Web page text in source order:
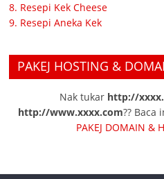
8. Resepi Kek Cheese
9. Resepi Aneka Kek
PAKEJ HOSTING &
Nak tukar http://
http://www.xxxx.com??
PAKEJ DOMAIN &